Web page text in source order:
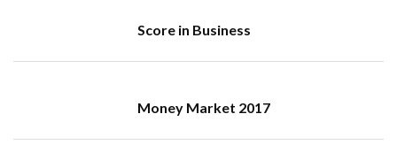
Score in Business
Money Market 2017